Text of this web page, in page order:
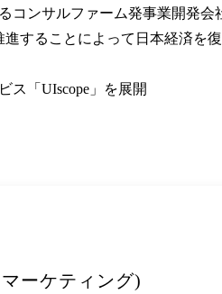
コンサルファーム発事業開発会
することによって日本経済を
ス「UIscope」を展開
ーケティング)